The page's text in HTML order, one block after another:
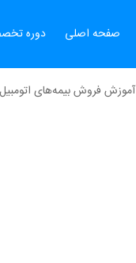
صفحه اصلی دوره
آموزش فروش بیمه‌های